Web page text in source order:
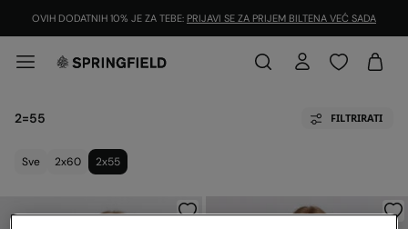
OVIH DODATNIH 10% JE ZA TEBE: PRIJAVI SE ZA PRIJEM BILTENA VEĆ SADA
2=55 FILTRIRATI
Sve 2x60 2x55